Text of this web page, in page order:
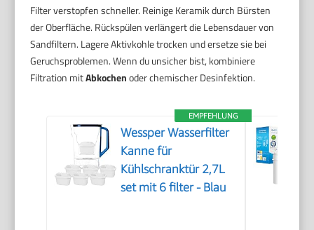
Filter verstopfen schneller. Reinige Keramik durch Bürsten
der Oberfläche. Rückspülen verlängert die Lebensdauer von
Sandfiltern. Lagere Aktivkohle trocken und ersetze sie bei
Geruchsproblemen. Wenn du unsicher bist, kombiniere
Filtration mitAbkochenoder chemischer Desinfektion.
EMPFEHLUNG
Wessper Wasserfilter
Kanne für
Kühlschranktür 2,7L
set mit 6 filter - Blau